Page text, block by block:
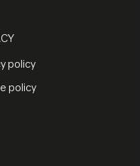
policy
policy